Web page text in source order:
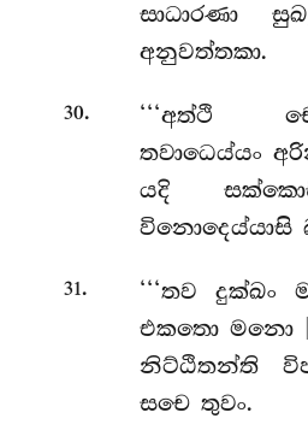
සාධාරණා
අනුවත්තකා.
30.
‘‘‘අත්ථි
තවාධෙය්යං
යදි
විනොදෙය්යාසි
31.
‘‘‘තව
එකතො මනො
නිට්ඨිතන්ති
සචෙ තුවං.